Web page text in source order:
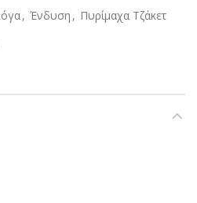
, Ένδυση , Πυρίμαχα Τζάκετ